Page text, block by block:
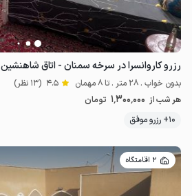
1.5میلیون ت 4.4
رزرو کاروانسرا در سرخه سمنان - اتاق شاهنشین
بدون خواب . 28 متر . تا 8 مهمان 4.5 (13 نظر)
هر شب از 1٬300٬000 تومان
10+ رزرو موفق
2 اقامتگاه